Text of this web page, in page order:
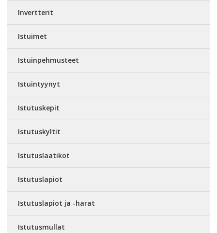
Invertterit
Istuimet
Istuinpehmusteet
Istuintyynyt
Istutuskepit
Istutuskyltit
Istutuslaatikot
Istutuslapiot
Istutuslapiot ja -harat
Istutusmullat